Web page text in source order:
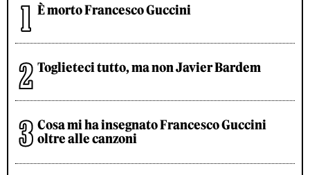
È morto Francesco Guccini
Toglieteci tutto, ma non Javier Bardem
Cosa mi ha insegnato Francesco Guccini
oltre alle canzoni